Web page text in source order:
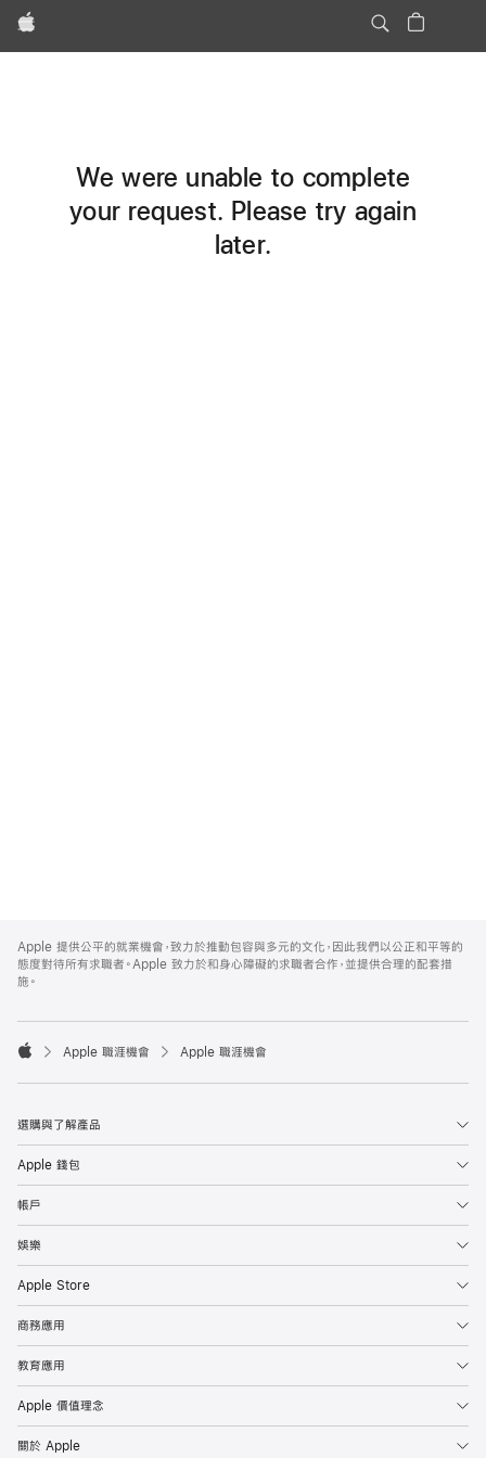
Apple
We were unable to complete
your request. Please try again
later.
Footer
Apple 提供公平的就業機會，致力於推動包容與多元的文化，因此我們以公正和平等的
態度對待所有求職者。Apple 致力於和身心障礙的求職者合作，並提供合理的配套措
施。

Apple 職涯機會 Apple 職涯機會
選購與了解產品
Apple 錢包
帳戶
娛樂
Apple Store
商務應用
教育應用
Apple 價值理念
關於 Apple